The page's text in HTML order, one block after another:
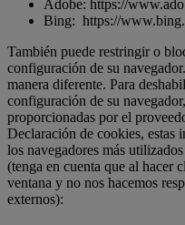
Adobe: https://
Bing: https://
También puede restringir o
configuración de su
manera diferente. Para
configuración de su
proporcionadas por el
Declaración de cookies, estas
los navegadores más
(tenga en cuenta que al hacer
ventana y no nos hacemos
externos):